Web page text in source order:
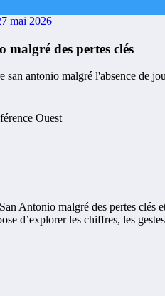
mai 2026
des pertes clés
Ouest
Antonio malgré des pertes
d’explorer les chiffres, les